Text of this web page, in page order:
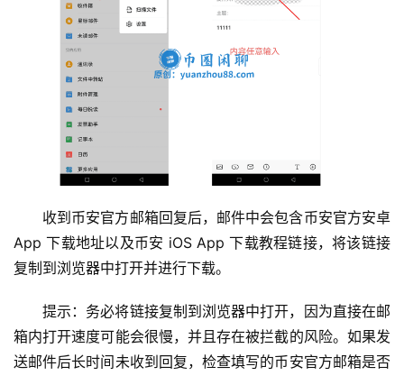
收到币安官方邮箱回复后，邮件中会包含币安官方安卓
App 下载地址以及币安 iOS App 下载教程链接，将该链接
复制到浏览器中打开并进行下载。
提示：务必将链接复制到浏览器中打开，因为直接在邮
箱内打开速度可能会很慢，并且存在被拦截的风险。如果发
送邮件后长时间未收到回复，检查填写的币安官方邮箱是否